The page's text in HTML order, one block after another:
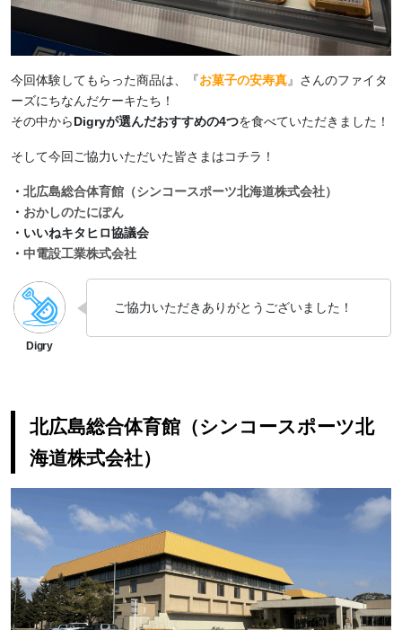
今回体験してもらった商品は、『お菓子の安寿真』さんのファイタ
ーズにちなんだケーキたち！
その中からDigryが選んだおすすめの4つを食べていただきました！
そして今回ご協力いただいた皆さまはコチラ！
・ 北広島総合体育館（シンコースポーツ北海道株式会社）
・ おかしのたにぽん
・いいねキタヒロ協議会
・ 中電設工業株式会社
ご協力いただきありがとうございました！
北広島総合体育館（シンコースポーツ北
海道株式会社）